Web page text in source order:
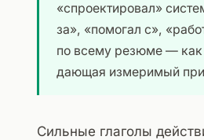
«спроектировал»
за», «помогал с»,
по всему резюме — как
дающая измеримый
Сильные глаголы